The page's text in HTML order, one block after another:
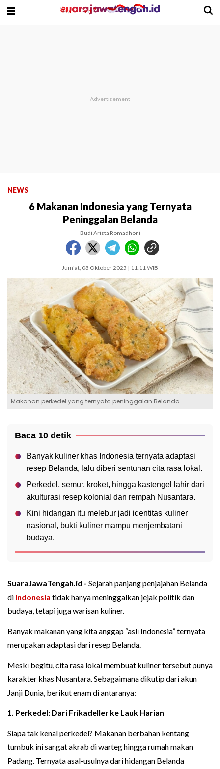
NEWS
6 Makanan Indonesia yang Ternyata
Peninggalan Belanda
Budi Arista Romadhoni
Jum'at, 03 Oktober 2025 | 11:11 WIB
Makanan perkedel yang ternyata peninggalan Belanda.
Baca 10 detik
Banyak kuliner khas Indonesia ternyata adaptasi
resep Belanda, lalu diberi sentuhan cita rasa lokal.
Perkedel, semur, kroket, hingga kastengel lahir dari
akulturasi resep kolonial dan rempah Nusantara.
Kini hidangan itu melebur jadi identitas kuliner
nasional, bukti kuliner mampu menjembatani
budaya.
SuaraJawaTengah.id - Sejarah panjang penjajahan Belanda
di Indonesia tidak hanya meninggalkan jejak politik dan
budaya, tetapi juga warisan kuliner.
Banyak makanan yang kita anggap “asli Indonesia” ternyata
merupakan adaptasi dari resep Belanda.
Meski begitu, cita rasa lokal membuat kuliner tersebut punya
karakter khas Nusantara. Sebagaimana dikutip dari akun
Janji Dunia, berikut enam di antaranya:
1. Perkedel: Dari Frikadeller ke Lauk Harian
Siapa tak kenal perkedel? Makanan berbahan kentang
tumbuk ini sangat akrab di warteg hingga rumah makan
Padang. Ternyata asal-usulnya dari hidangan Belanda